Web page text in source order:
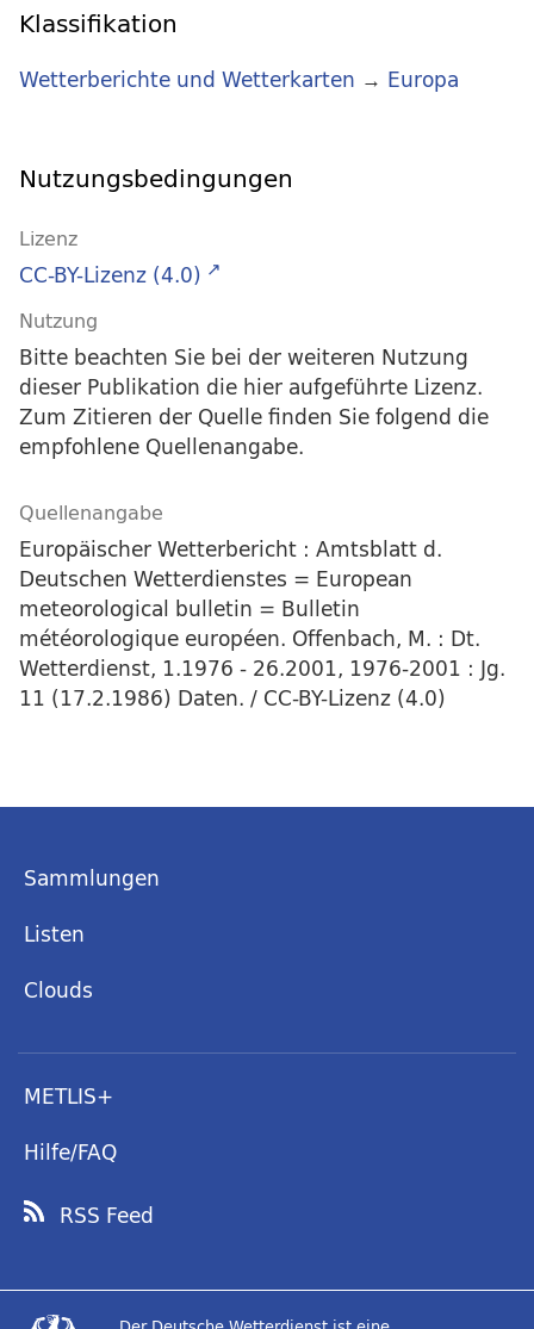
Klassifikation
Wetterberichte und Wetterkarten → Europa
Nutzungsbedingungen
Lizenz
CC-BY-Lizenz (4.0)
Nutzung
Bitte beachten Sie bei der weiteren Nutzung
dieser Publikation die hier aufgeführte Lizenz.
Zum Zitieren der Quelle finden Sie folgend die
empfohlene Quellenangabe.
Quellenangabe
Europäischer Wetterbericht : Amtsblatt d.
Deutschen Wetterdienstes = European
meteorological bulletin = Bulletin
météorologique européen. Offenbach, M. : Dt.
Wetterdienst, 1.1976 - 26.2001, 1976-2001 : Jg.
11 (17.2.1986) Daten. / CC-BY-Lizenz (4.0)
Sammlungen
Listen
Clouds
METLIS+
Hilfe/FAQ
RSS Feed